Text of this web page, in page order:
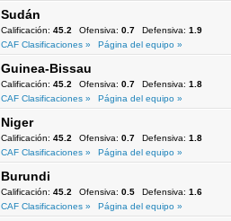
Sudán
Calificación: 45.2 Ofensiva: 0.7 Defensiva: 1.9
CAF Clasificaciones »
Página del equipo »
Guinea-Bissau
Calificación: 45.2 Ofensiva: 0.7 Defensiva: 1.8
CAF Clasificaciones »
Página del equipo »
Niger
Calificación: 45.2 Ofensiva: 0.7 Defensiva: 1.8
CAF Clasificaciones »
Página del equipo »
Burundi
Calificación: 45.2 Ofensiva: 0.5 Defensiva: 1.6
CAF Clasificaciones »
Página del equipo »